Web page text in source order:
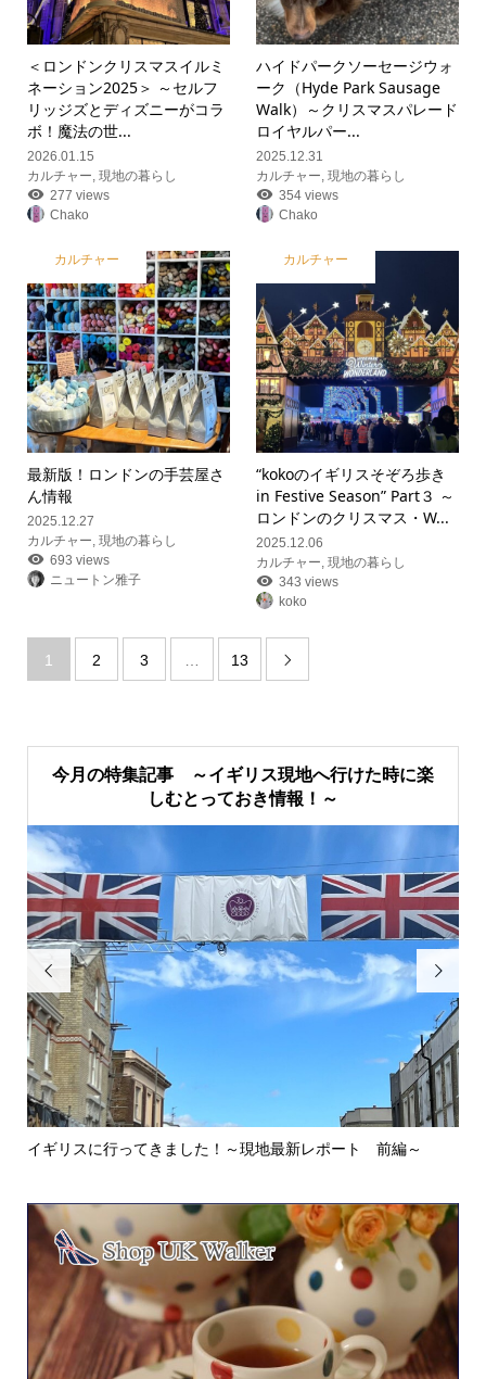
＜ロンドンクリスマスイルミ
ネーション2025＞ ～セルフ
リッジズとディズニーがコラ
ボ！魔法の世...
2026.01.15
カルチャー 現地の暮らし
277 views
Chako
ハイドパークソーセージウォ
ーク（Hyde Park Sausage
Walk）～クリスマスパレード
ロイヤルパー...
2025.12.31
カルチャー ,現地の暮らし
354 views
Chako
カルチャー
最新版！ロンドンの手芸屋さ
ん情報
2025.12.27
カルチャー, 現地の暮らし
693 views
ニュートン雅子
カルチャー
“kokoのイギリスそぞろ歩き
in Festive Season” Part３ ～
ロンドンのクリスマス・W...
2025.12.06
カルチャー,現地の暮らし
343 views
koko
1 2 3 … 13 
今月の特集記事 ～イギリス現地へ行けた時に楽
しむとっておき情報！～

イギリスに行ってきました！～現地最新レポート 前編～
